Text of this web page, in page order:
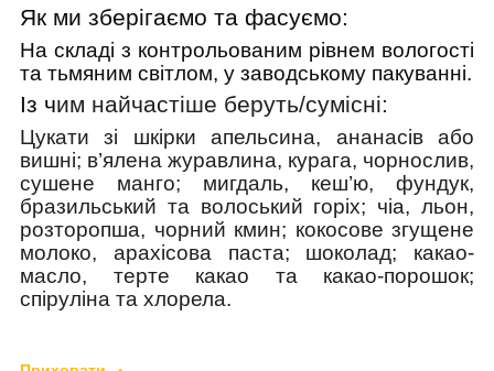
Як ми зберігаємо та фасуємо:
На складі з контрольованим рівнем вологості
та тьмяним світлом, у заводському пакуванні.
Із чим найчастіше беруть/cумісні:
Цукати зі шкірки апельсина, ананасів або
вишні; в’ялена журавлина, курага, чорнослив,
сушене манго; мигдаль, кеш’ю, фундук,
бразильський та волоський горіх; чіа, льон,
розторопша, чорний кмин; кокосове згущене
молоко, арахісова паста; шоколад; какао-
масло, терте какао та какао-порошок;
спіруліна та хлорела.